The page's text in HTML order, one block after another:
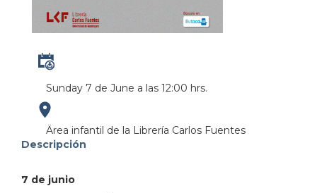
Sunday 7 de June a las 12:00 hrs.
Ärea infantil de la Librería Carlos Fuentes
Descripción
7 de junio